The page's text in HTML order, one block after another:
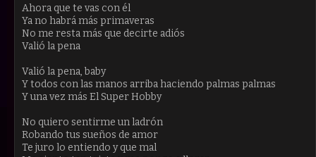
Ahora que te vas con él
Ya no habrá más primaveras
No me resta más que decirte adiós
Valió la pena
Valió la pena, baby
Y todos con las manos arriba haciendo palmas palmas
Y una vez más El Super Hobby
No quiero sentirme un ladrón
Robando tus sueños de amor
Te juro lo entiendo y que mal